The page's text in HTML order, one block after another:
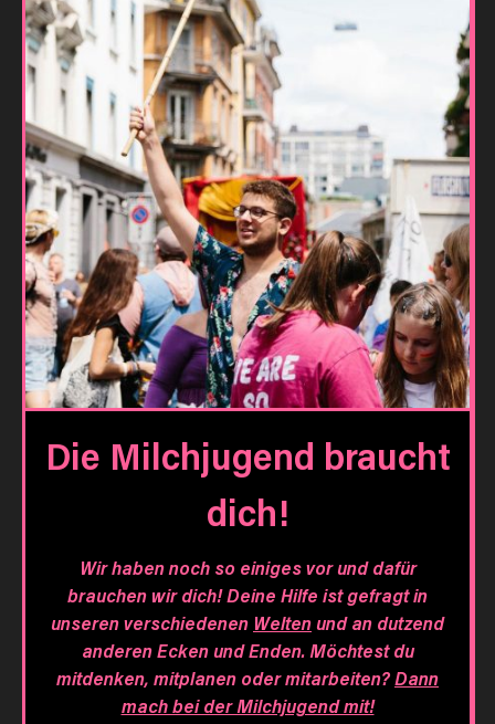
Die Milchjugend braucht
dich!
Wir haben noch so einiges vor und dafür
brauchen wir dich! Deine Hilfe ist gefragt in
unseren verschiedenen Weltenund an dutzend
anderen Ecken und Enden. Möchtest du
mitdenken, mitplanen oder mitarbeiten?Dann
mach bei der Milchjugend mit!